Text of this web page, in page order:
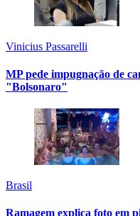
Vinicius Passarelli
MP pede impugnação de
"Bolsonaro"
Brasil
Ramagem explica foto em